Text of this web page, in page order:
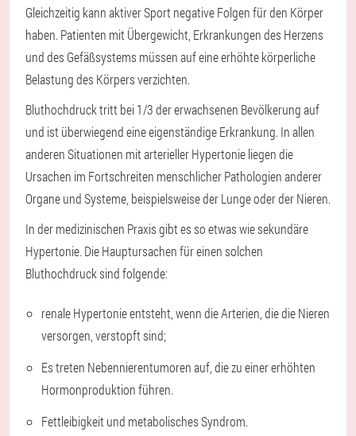
Gleichzeitig kann aktiver Sport negative Folgen für den Körper
haben. Patienten mit Übergewicht, Erkrankungen des Herzens
und des Gefäßsystems müssen auf eine erhöhte körperliche
Belastung des Körpers verzichten.
Bluthochdruck tritt bei 1/3 der erwachsenen Bevölkerung auf
und ist überwiegend eine eigenständige Erkrankung. In allen
anderen Situationen mit arterieller Hypertonie liegen die
Ursachen im Fortschreiten menschlicher Pathologien anderer
Organe und Systeme, beispielsweise der Lunge oder der Nieren.
In der medizinischen Praxis gibt es so etwas wie sekundäre
Hypertonie. Die Hauptursachen für einen solchen
Bluthochdruck sind folgende:
renale Hypertonie entsteht, wenn die Arterien, die die Nieren
versorgen, verstopft sind;
Es treten Nebennierentumoren auf, die zu einer erhöhten
Hormonproduktion führen.
Fettleibigkeit und metabolisches Syndrom.